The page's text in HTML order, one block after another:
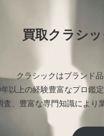
買取クラシ
クラシックはブランド
以上の経験豊富なプロ鑑
査、豊富な専門知識によ